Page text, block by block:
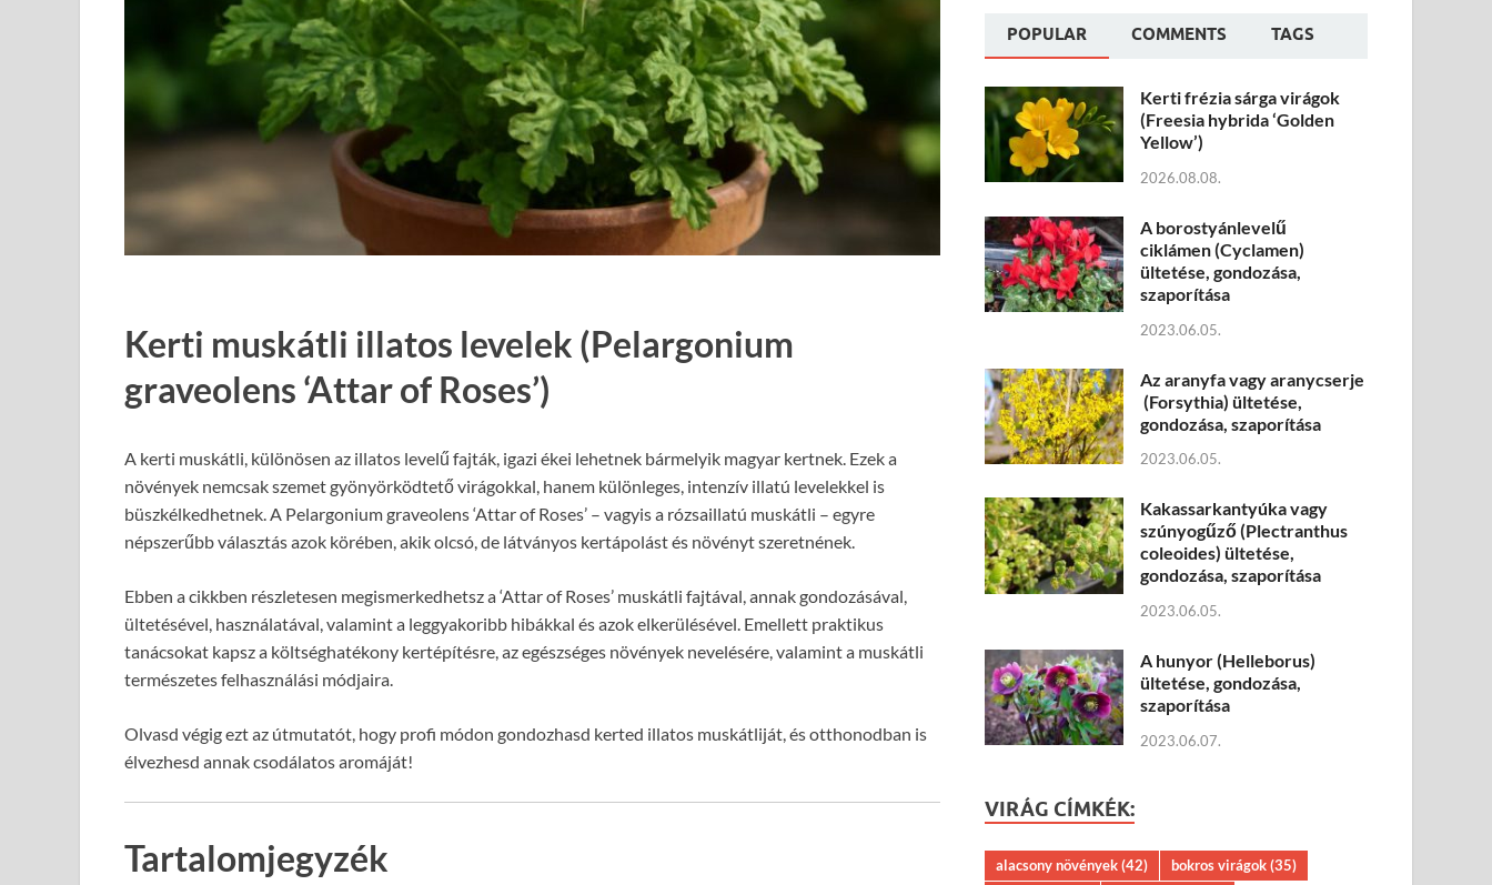
Kerti muskátli illatos levelek (Pelargonium
graveolens ‘Attar of Roses’)
A kerti muskátli, különösen az illatos levelű fajták, igazi ékei lehetnek bármelyik magyar kertnek. Ezek a
növények nemcsak szemet gyönyörködtető virágokkal, hanem különleges, intenzív illatú levelekkel is
büszkélkedhetnek. A Pelargonium graveolens ‘Attar of Roses’ – vagyis a rózsaillatú muskátli – egyre
népszerűbb választás azok körében, akik olcsó, de látványos kertápolást és növényt szeretnének.
Ebben a cikkben részletesen megismerkedhetsz a ‘Attar of Roses’ muskátli fajtával, annak gondozásával,
ültetésével, használatával, valamint a leggyakoribb hibákkal és azok elkerülésével. Emellett praktikus
tanácsokat kapsz a költséghatékony kertépítésre, az egészséges növények nevelésére, valamint a muskátli
természetes felhasználási módjaira.
Olvasd végig ezt az útmutatót, hogy profi módon gondozhasd kerted illatos muskátliját, és otthonodban is
élvezhesd annak csodálatos aromáját!
Tartalomjegyzék
POPULAR COMMENTS TAGS
Kerti frézia sárga virágok
(Freesia hybrida ‘Golden
Yellow’)
2026.08.08.
A borostyánlevelű
ciklámen (Cyclamen)
ültetése, gondozása,
szaporítása
2023.06.05.
Az aranyfa vagy aranycserje
(Forsythia) ültetése,
gondozása, szaporítása
2023.06.05.
Kakassarkantyúka vagy
szúnyogűző (Plectranthus
coleoides) ültetése,
gondozása, szaporítása
2023.06.05.
A hunyor (Helleborus)
ültetése, gondozása,
szaporítása
2023.06.07.
VIRÁG CÍMKÉK:
alacsony növények(42) bokros virágok(35)